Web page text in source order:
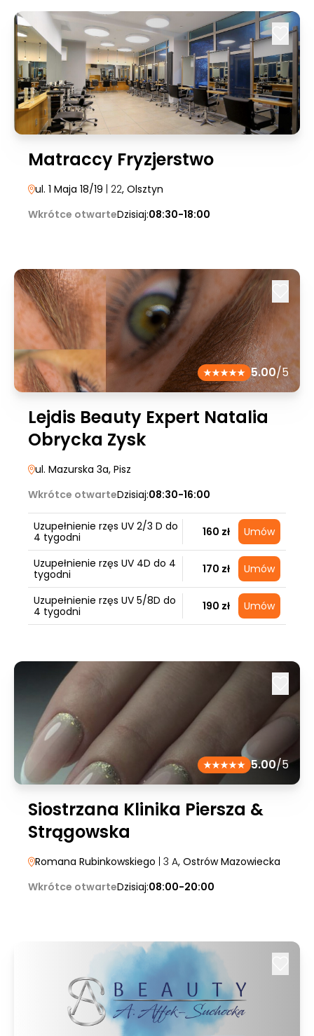
Matraccy Fryzjerstwo
ul. 1 Maja 18/19 | 22, Olsztyn
Wkrótce otwarteDzisiaj:08:30-18:00
5.00/5
Lejdis Beauty Expert Natalia
Obrycka Zysk
ul. Mazurska 3a, Pisz
Wkrótce otwarteDzisiaj:08:30-16:00
Uzupełnienie rzęs UV 2/3 D do
4 tygodni
160 zł Umów
Uzupełnienie rzęs UV 4D do 4
tygodni
170 zł Umów
Uzupełnienie rzęs UV 5/8D do
4 tygodni
190 zł Umów
5.00/5
Siostrzana Klinika Piersza &
Strągowska
Romana Rubinkowskiego | 3 A, Ostrów Mazowiecka
Wkrótce otwarteDzisiaj:08:00-20:00